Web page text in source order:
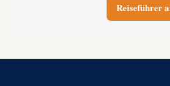
Reiseführer